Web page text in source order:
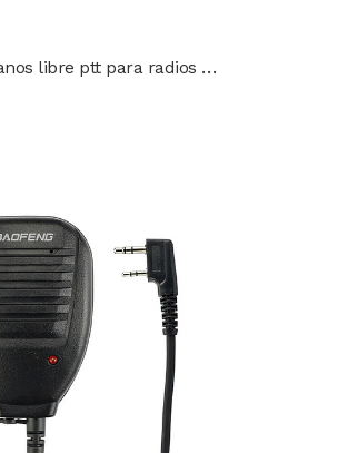
Micrófono Manos libre ptt para radios Wouxun Baofeng Kenwood